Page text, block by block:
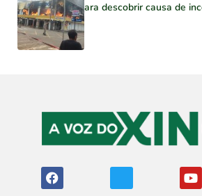
para descobrir causa de